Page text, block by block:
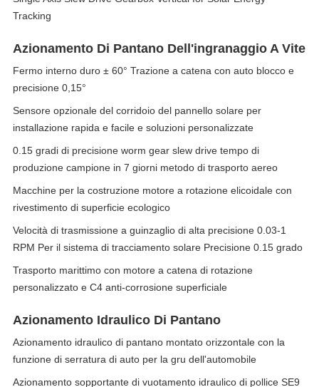
Tracking
Azionamento Di Pantano Dell'ingranaggio A Vite
Fermo interno duro ± 60° Trazione a catena con auto blocco e
precisione 0,15°
Sensore opzionale del corridoio del pannello solare per
installazione rapida e facile e soluzioni personalizzate
0.15 gradi di precisione worm gear slew drive tempo di
produzione campione in 7 giorni metodo di trasporto aereo
Macchine per la costruzione motore a rotazione elicoidale con
rivestimento di superficie ecologico
Velocità di trasmissione a guinzaglio di alta precisione 0.03-1
RPM Per il sistema di tracciamento solare Precisione 0.15 grado
Trasporto marittimo con motore a catena di rotazione
personalizzato e C4 anti-corrosione superficiale
Azionamento Idraulico Di Pantano
Azionamento idraulico di pantano montato orizzontale con la
funzione di serratura di auto per la gru dell'automobile
Azionamento sopportante di vuotamento idraulico di pollice SE9